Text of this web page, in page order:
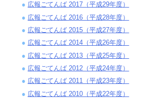
広報ごてんば 2017（平成29年度）
広報ごてんば 2016（平成28年度）
広報ごてんば 2015（平成27年度）
広報ごてんば 2014（平成26年度）
広報ごてんば 2013（平成25年度）
広報ごてんば 2012（平成24年度）
広報ごてんば 2011（平成23年度）
広報ごてんば 2010（平成22年度）